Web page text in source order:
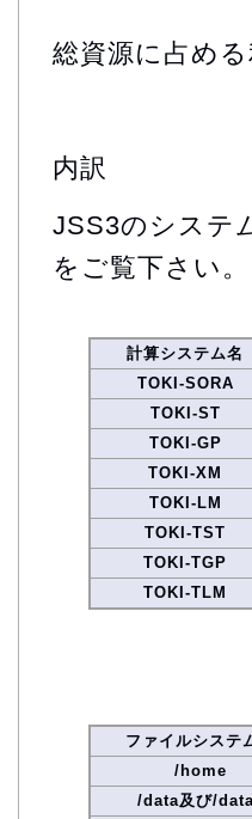
総資源に占め
内訳
JSS3のシステ
をご覧下さい。
計算システム名
TOKI-SORA
TOKI-ST
TOKI-GP
TOKI-XM
TOKI-LM
TOKI-TST
TOKI-TGP
TOKI-TLM
ファイルシステ
/home
/data及び/